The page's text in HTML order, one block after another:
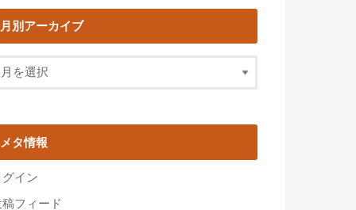
月別アーカイブ
メタ情報
グイン
稿フィード